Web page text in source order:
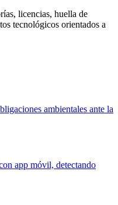
licencias, huella de
tecnológicos orientados a
ambientales ante la
app móvil, detectando